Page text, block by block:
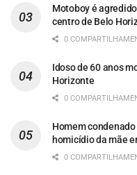
Motoboy é
centro de Belo
0
Idoso de 60 anos
Horizonte
0
Homem
homicídio da mãe
0